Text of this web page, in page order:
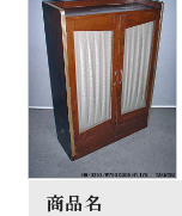
商品名